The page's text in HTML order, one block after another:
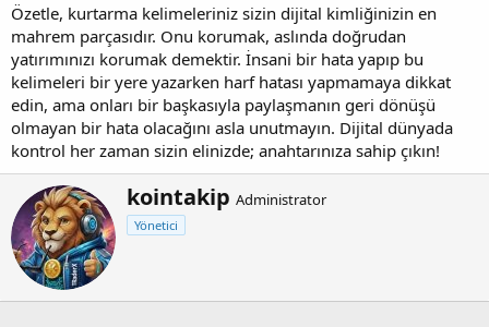
Özetle, kurtarma kelimeleriniz sizin dijital kimliğinizin en
mahrem parçasıdır. Onu korumak, aslında doğrudan
yatırımınızı korumak demektir. İnsani bir hata yapıp bu
kelimeleri bir yere yazarken harf hatası yapmamaya dikkat
edin, ama onları bir başkasıyla paylaşmanın geri dönüşü
olmayan bir hata olacağını asla unutmayın. Dijital dünyada
kontrol her zaman sizin elinizde; anahtarınıza sahip çıkın!
Y
a
z
kointakip Administrator
Yönetici